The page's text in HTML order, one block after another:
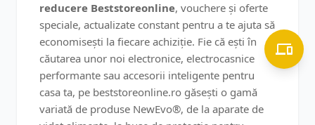
reducere Beststoreonline, vouchere și oferte
speciale, actualizate constant pentru a te ajuta să
economisești la fiecare achiziție. Fie că ești în
căutarea unor noi electronice, electrocasnice
performante sau accesorii inteligente pentru
casa ta, pe beststoreonline.ro găsești o gamă
variată de produse NewEvo®, de la aparate de